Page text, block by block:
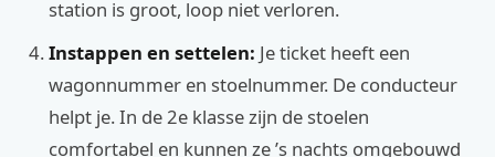
station is groot, loop niet verloren.
Instappen en settelen: Je ticket heeft een
wagonnummer en stoelnummer. De conducteur
helpt je. In de 2e klasse zijn de stoelen
comfortabel en kunnen ze ’s nachts omgebouwd